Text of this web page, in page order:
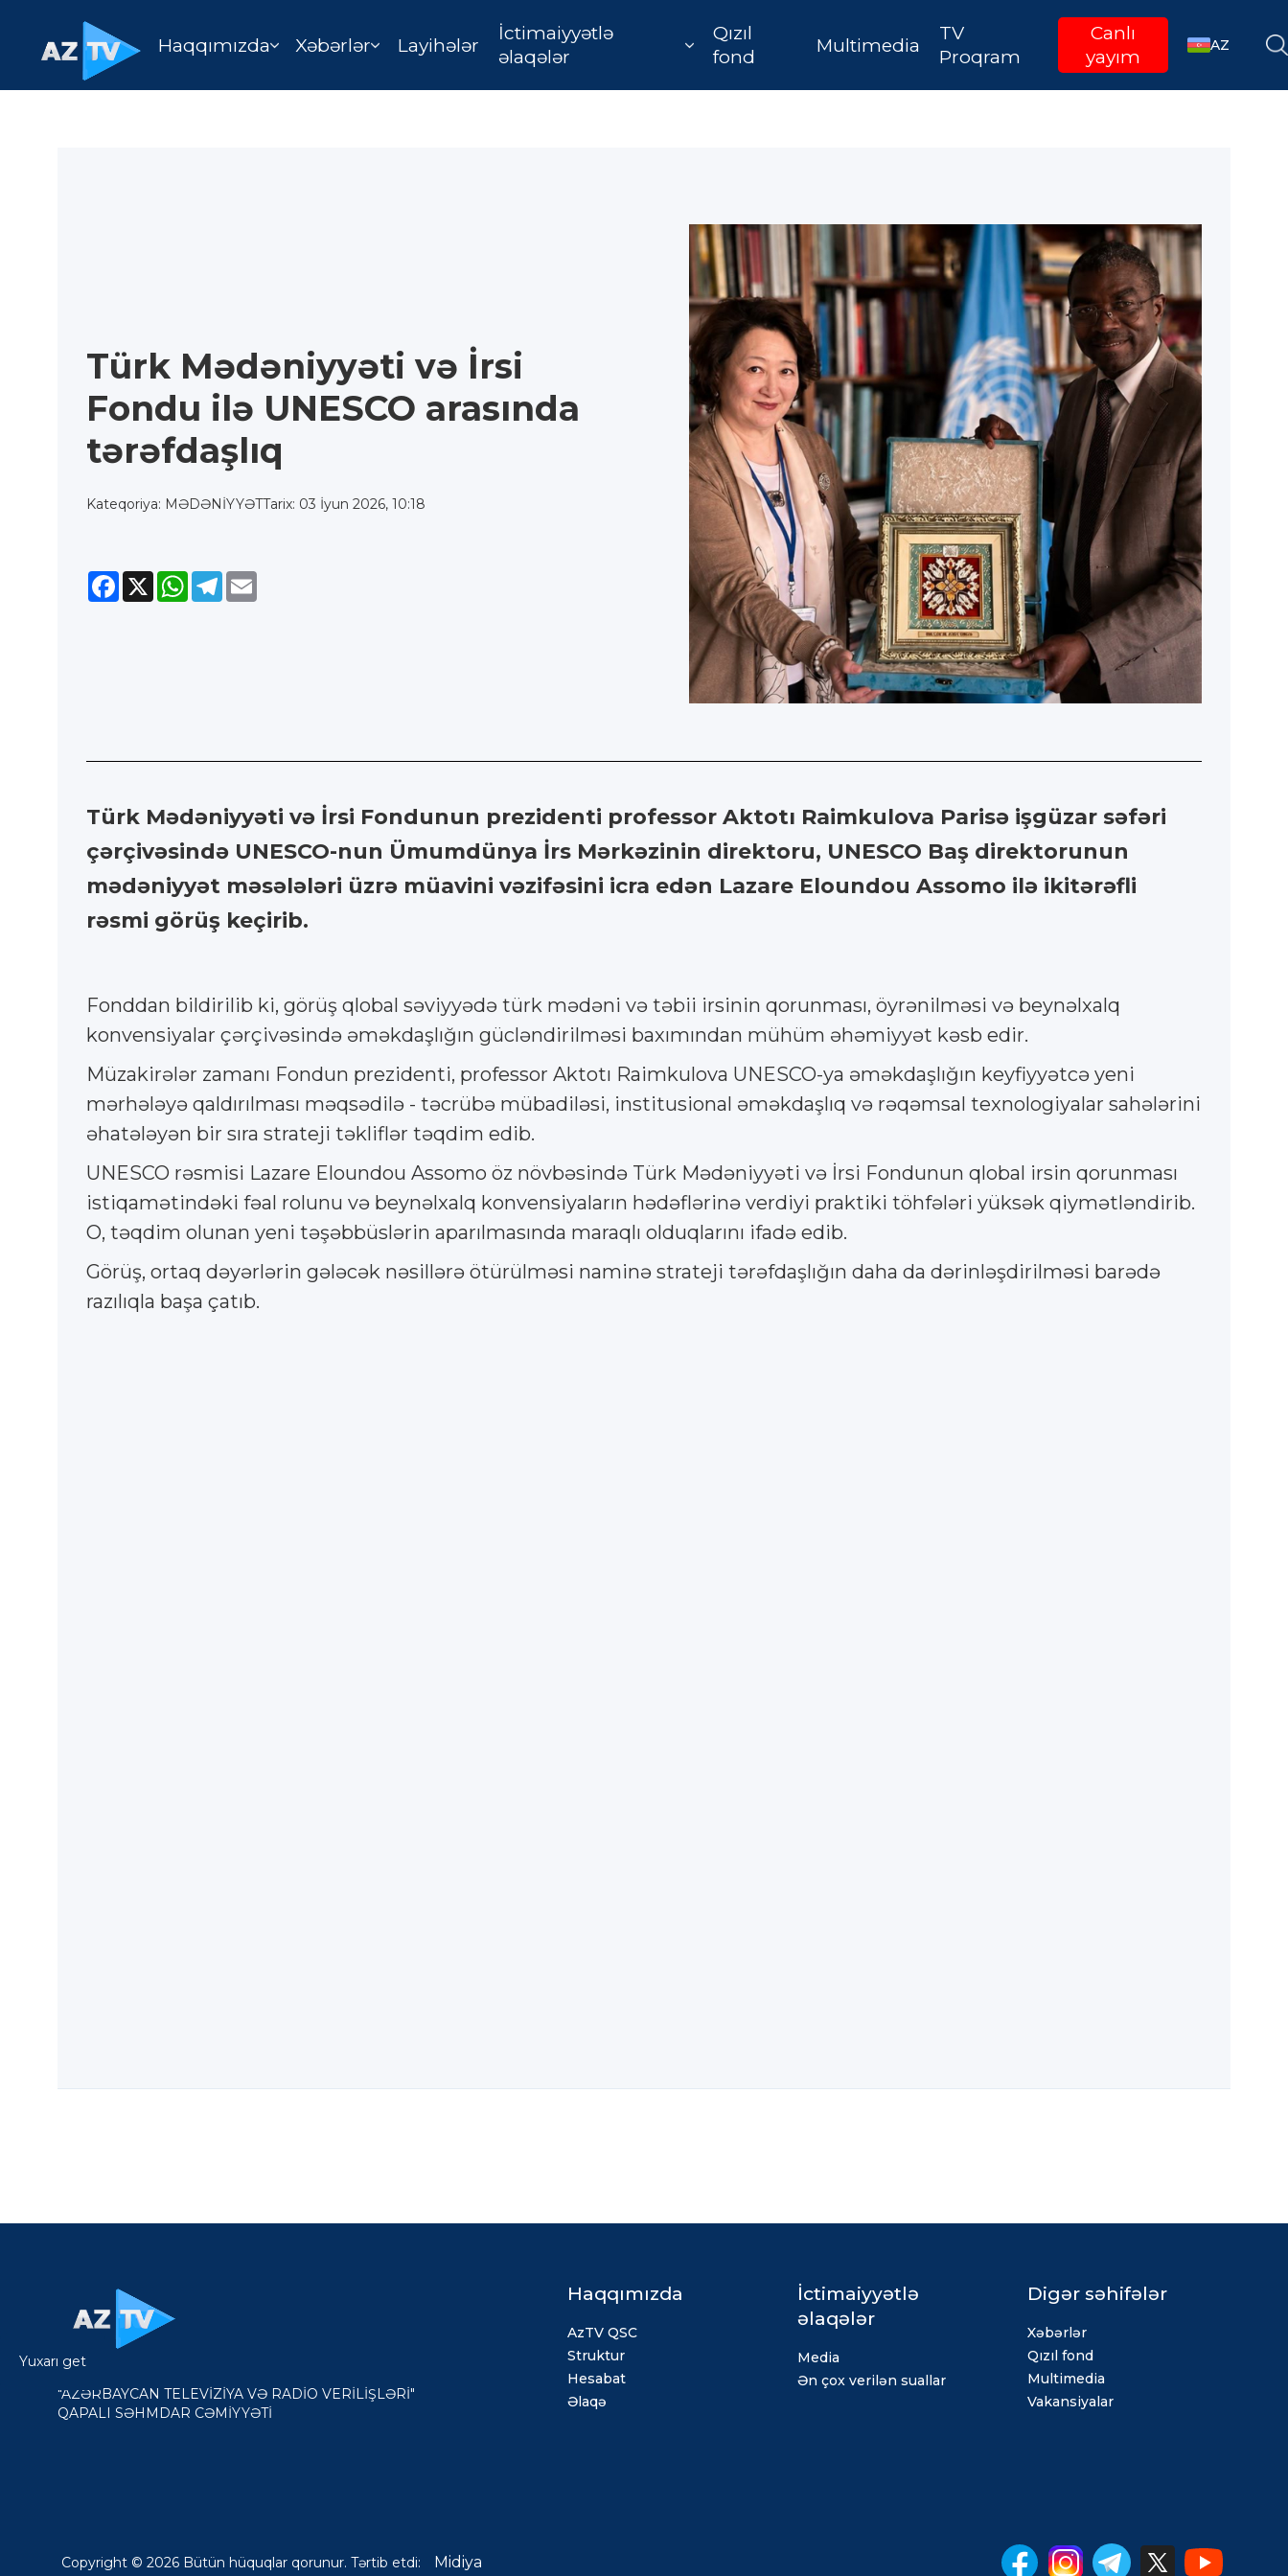
Haqqımızda Xəbərlər Layihələr
İctimaiyyətlə
əlaqələr
Qızıl
fond
Multimedia
TV
Proqram
Canlı
yayım
AZ
Türk Mədəniyyəti və İrsi
Fondu ilə UNESCO arasında
tərəfdaşlıq
Kateqoriya: MƏDƏNİYYƏTTarix: 03 İyun 2026, 10:18
Facebook
X WhatsApp
Telegram
Türk Mədəniyyəti və İrsi Fondunun prezidenti professor Aktotı Raimkulova Parisə işgüzar səfəri
çərçivəsində UNESCO-nun Ümumdünya İrs Mərkəzinin direktoru, UNESCO Baş direktorunun
mədəniyyət məsələləri üzrə müavini vəzifəsini icra edən Lazare Eloundou Assomo ilə ikitərəfli
rəsmi görüş keçirib.
Fonddan bildirilib ki, görüş qlobal səviyyədə türk mədəni və təbii irsinin qorunması, öyrənilməsi və beynəlxalq
konvensiyalar çərçivəsində əməkdaşlığın gücləndirilməsi baxımından mühüm əhəmiyyət kəsb edir.
Müzakirələr zamanı Fondun prezidenti, professor Aktotı Raimkulova UNESCO-ya əməkdaşlığın keyfiyyətcə yeni
mərhələyə qaldırılması məqsədilə - təcrübə mübadiləsi, institusional əməkdaşlıq və rəqəmsal texnologiyalar sahələrini
əhatələyən bir sıra strateji təkliflər təqdim edib.
UNESCO rəsmisi Lazare Eloundou Assomo öz növbəsində Türk Mədəniyyəti və İrsi Fondunun qlobal irsin qorunması
istiqamətindəki fəal rolunu və beynəlxalq konvensiyaların hədəflərinə verdiyi praktiki töhfələri yüksək qiymətləndirib.
O, təqdim olunan yeni təşəbbüslərin aparılmasında maraqlı olduqlarını ifadə edib.
Görüş, ortaq dəyərlərin gələcək nəsillərə ötürülməsi naminə strateji tərəfdaşlığın daha da dərinləşdirilməsi barədə
razılıqla başa çatıb.
"AZƏRBAYCAN TELEVİZİYA VƏ RADİO VERİLİŞLƏRİ"
QAPALI SƏHMDAR CƏMİYYƏTİ
Haqqımızda
AzTV QSC
Struktur
Hesabat
Əlaqə
İctimaiyyətlə
əlaqələr
Media
Ən çox verilən suallar
Digər səhifələr
Xəbərlər
Qızıl fond
Multimedia
Vakansiyalar
Copyright © 2026 Bütün hüquqlar qorunur. Tərtib etdi: Midiya
Yuxarı get